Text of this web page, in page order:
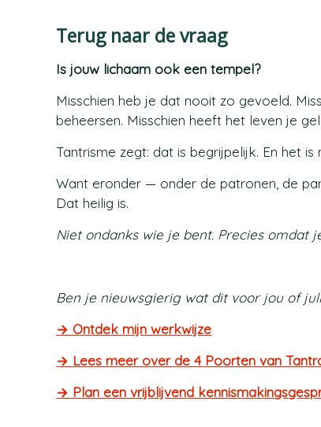
Terug naar de vraag
Is jouw lichaam ook een tempel?
Misschien heb je dat nooit zo gevoeld.
beheersen. Misschien heeft het leven je
Tantrisme zegt: dat is begrijpelijk. En het is
Want eronder — onder de patronen, de
Dat heilig is.
Niet ondanks wie je bent. Precies omdat
Ben je nieuwsgierig wat dit voor jou of
→ Ontdek mijn werkwijze
→ Lees meer over de 4 Poorten van
→ Plan een vrijblijvend